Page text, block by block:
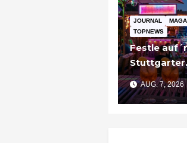
JOURNAL
TOPNEWS
Festle
Stuttgarter
Partyschiff:
am Pier“
AUG. 7, 2026